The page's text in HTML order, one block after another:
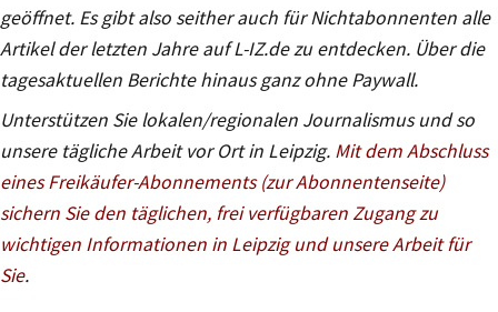
geöffnet. Es gibt also seither auch für Nichtabonnenten alle
Artikel der letzten Jahre auf L-IZ.de zu entdecken. Über die
tagesaktuellen Berichte hinaus ganz ohne Paywall.
Unterstützen Sie lokalen/regionalen Journalismus und so
unsere tägliche Arbeit vor Ort in Leipzig. Mit dem Abschluss
eines Freikäufer-Abonnements (zur Abonnentenseite)
sichern Sie den täglichen, frei verfügbaren Zugang zu
wichtigen Informationen in Leipzig und unsere Arbeit für
Sie.